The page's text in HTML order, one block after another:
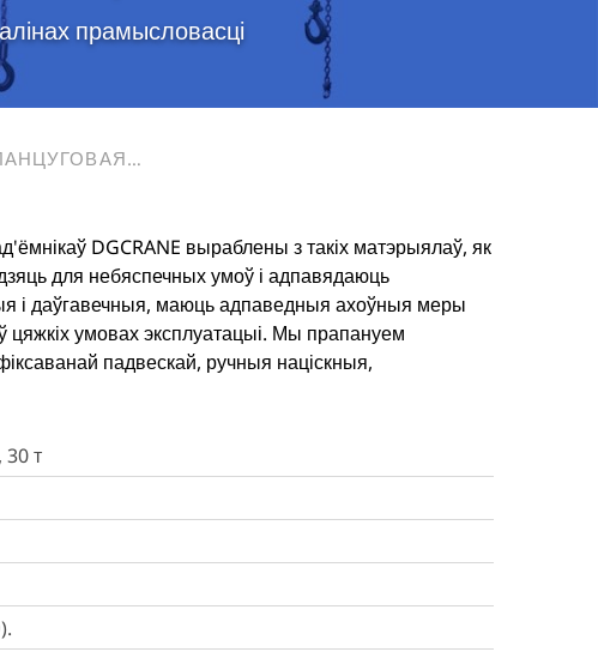
прамысловасці
DGCRANE выраблены з такіх матэрыялаў, як
для небяспечных умоў і адпавядаюць
і даўгавечныя, маюць адпаведныя ахоўныя меры
цяжкіх умовах эксплуатацыі. Мы прапануем
падвескай, ручныя націскныя,
30 т